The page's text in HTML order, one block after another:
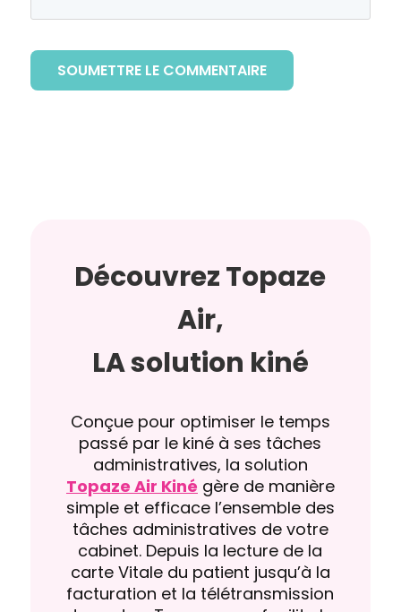
SOUMETTRE LE COMMENTAIRE
Découvrez Topaze
Air,
LA solution kiné
Conçue pour optimiser le temps
passé par le kiné à ses tâches
administratives, la solution
Topaze Air Kiné gère de manière
simple et efficace l’ensemble des
tâches administratives de votre
cabinet. Depuis la lecture de la
carte Vitale du patient jusqu’à la
facturation et la télétransmission